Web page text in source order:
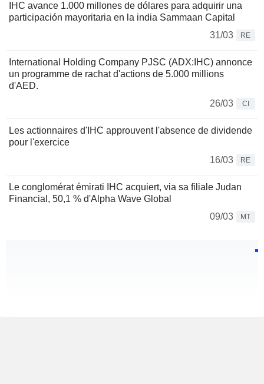
IHC avance 1.000 millones de dólares para adquirir una
participación mayoritaria en la india Sammaan Capital
31/03
RE
International Holding Company PJSC (ADX:IHC) annonce
un programme de rachat d'actions de 5.000 millions
d'AED.
26/03
CI
Les actionnaires d'IHC approuvent l'absence de dividende
pour l'exercice
16/03
RE
Le conglomérat émirati IHC acquiert, via sa filiale Judan
Financial, 50,1 % d'Alpha Wave Global
09/03
MT